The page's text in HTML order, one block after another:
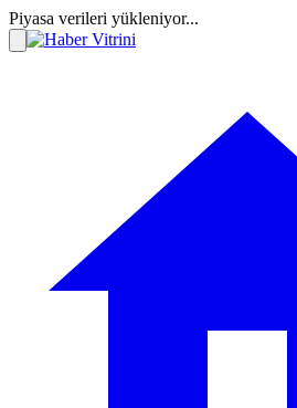
Piyasa verileri yükleniyor...